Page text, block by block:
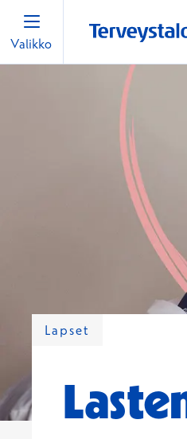
Valikko
Lapset